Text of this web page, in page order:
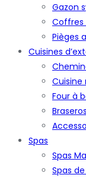
Gazon
Coffres
Pièges
Cuisines
Cuisine
Four à
Spas
Spas
Spas